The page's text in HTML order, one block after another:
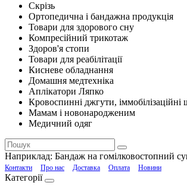
Скрізь
Ортопедична і бандажна продукція
Товари для здорового сну
Компресійний трикотаж
Здоров'я стопи
Товари для реабілітації
Кисневе обладнання
Домашня медтехніка
Аплікатори Ляпко
Кровоспинні джгути, іммобілізаційні
Мамам і новонародженим
Медичний одяг
Наприклад: Бандаж на гомілковостопний
Контакти Про нас Доставка Оплата Новини
Категорії